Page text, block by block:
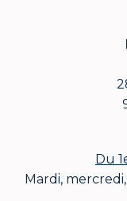
Du
Mardi,